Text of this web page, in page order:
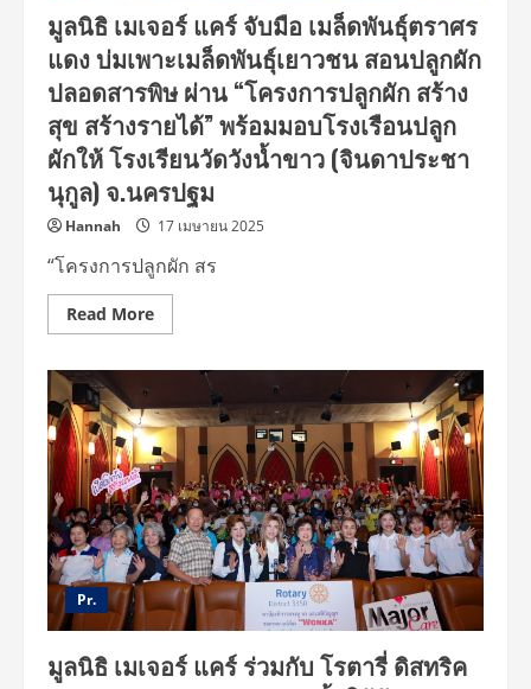
“ห้อง
หนัง
เพื่อ
การ
เรียน
รู้”
ให้
น้อง
ๆ
โรงเรียน
ราช
ประชา
นุ
เคราะห์
58
จ.นนทบุรี
เพื่อ
เปิด
โลก
แห่ง
ผ่าน
ชม
ภาพยนตร์
มูลนิธิ เมเจอร์ แคร์ จับมือ เมล็ดพันธุ์ตราศร
แดง บ่มเพาะเมล็ดพันธุ์เยาวชน สอนปลูกผัก
ปลอดสารพิษ ผ่าน “โครงการปลูกผัก สร้าง
สุข สร้างรายได้” พร้อมมอบโรงเรือนปลูก
ผักให้ โรงเรียนวัดวังน้ำขาว (จินดาประชา
นุกูล) จ.นครปฐม
Hannah 17 เมษายน 2025
“โครงการปลูกผัก สร
Read MoreRead
more
เมเจอร์
จับ
มือ
เมล็ด
พันธุ์
ตรา
ศร
แดง
บ่ม
เพาะ
เมล็ด
พันธุ์
เยาวชน
สอน
ปลูก
ปลอด
สาร
Pr.
มูลนิธิ เมเจอร์ แคร์ ร่วมกับ โรตารี่ ดิสทริค